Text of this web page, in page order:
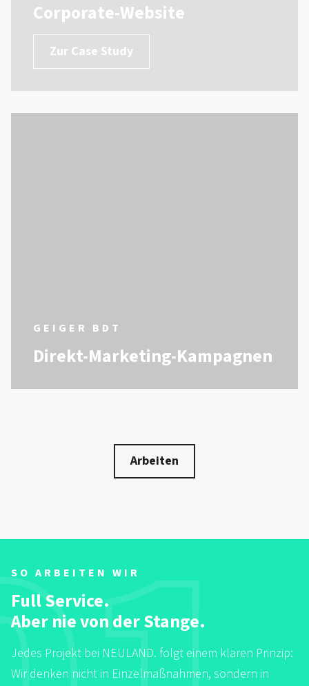
Corporate-Website
Zur Case Study
GEIGER BDT
Direkt-Marketing-Kampagnen
Arbeiten
SO ARBEITEN WIR
Full Service.
Aber nie von der Stange.
Jedes Projekt bei NEULAND. folgt einem klaren Prinzip:
Wir denken nicht in Einzelmaßnahmen, sondern in